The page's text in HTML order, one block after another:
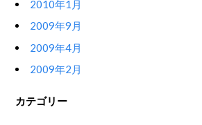
2010年1月
2009年9月
2009年4月
2009年2月
カテゴリー